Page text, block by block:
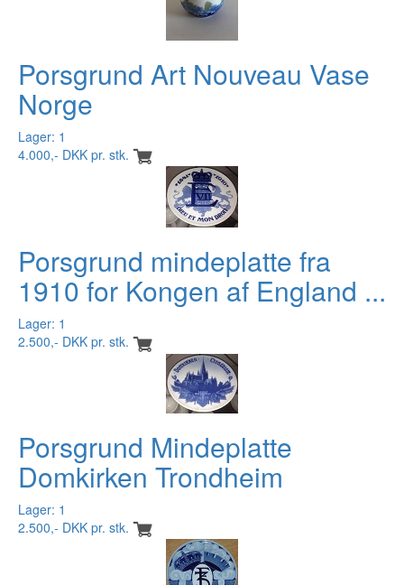
Porsgrund Art Nouveau Vase
Norge
Lager: 1
4.000,- DKK pr. stk.
Porsgrund mindeplatte fra
1910 for Kongen af England ...
Lager: 1
2.500,- DKK pr. stk.
Porsgrund Mindeplatte
Domkirken Trondheim
Lager: 1
2.500,- DKK pr. stk.